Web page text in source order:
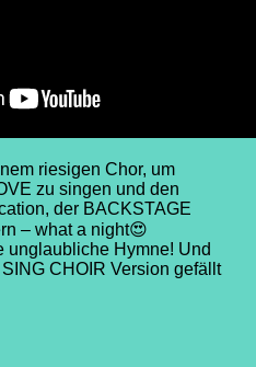
riesigen Chor, um
zu singen und den
der BACKSTAGE
– what a night😍
unglaubliche Hymne! Und
CHOIR Version gefällt